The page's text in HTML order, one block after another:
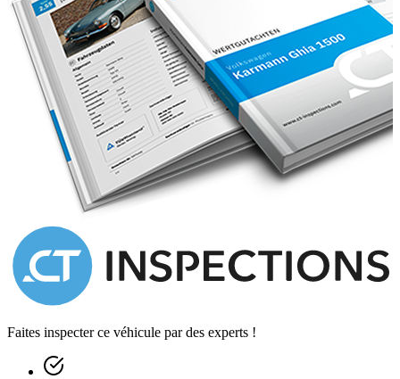
Faites inspecter ce véhicule par des experts !